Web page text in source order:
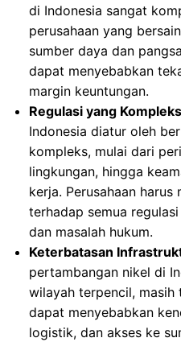
di Indonesia sangat
perusahaan yang
sumber daya dan
dapat menyebabkan
margin keuntungan.
Regulasi yang
Indonesia diatur oleh
kompleks, mulai dari
lingkungan, hingga
kerja. Perusahaan
terhadap semua
dan masalah hukum.
Keterbatasan
pertambangan nikel di
wilayah terpencil, masih
dapat menyebabkan
logistik, dan akses ke